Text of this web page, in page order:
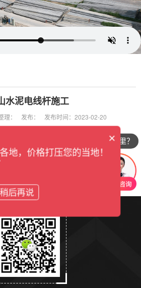
水泥电线杆施工
理： 发布： 发布时间：2023-02-20
工
你们公司在哪里？
×
地，价格打压您的当地！
稍后再说